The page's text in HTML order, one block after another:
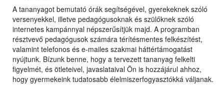
A tananyagot bemutató órák segítségével, gyerekeknek szóló
versenyekkel, illetve pedagógusoknak és szülőknek szóló
internetes kampánnyal népszerűsítjük majd. A programban
résztvevő pedagógusok számára térítésmentes felkészítést,
valamint telefonos és e-mailes szakmai háttértámogatást
nyújtunk. Bízunk benne, hogy a tervezett tananyag felkelti
figyelmét, és ötleteivel, javaslataival Ön is hozzájárul ahhoz,
hogy gyermekeink tudatosabb élelmiszerfogyasztókká váljanak.